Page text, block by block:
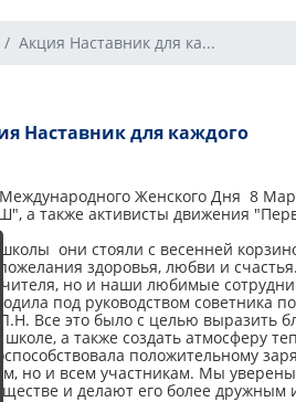
Акция Наставник для ка...
Наставник для каждого
Женского Дня 8
а также активисты движения
они стояли с весенней
здоровья, любви и
но и наши любимые
под руководством
Все это было с целью выразить
а также создать атмосферу
положительному
но и всем участникам. Мы
и делают его более